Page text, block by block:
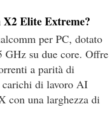
Elite Extreme?
per PC, dotato
GHz su due core. Offre
a parità di
carichi di lavoro AI
con una larghezza di